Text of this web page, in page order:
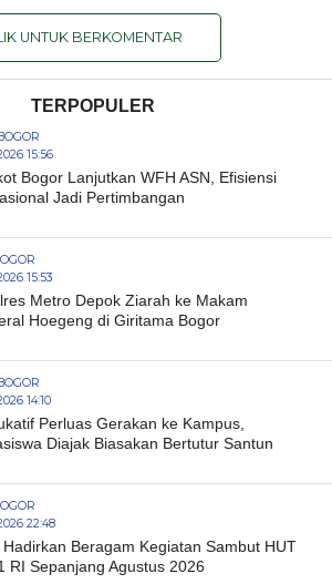
UNTUK BERKOMENTAR
TERPOPULER
15:56
Bogor Lanjutkan WFH ASN, Efisiensi
Jadi Pertimbangan
15:53
Metro Depok Ziarah ke Makam
Hoegeng di Giritama Bogor
14:10
Perluas Gerakan ke Kampus,
Diajak Biasakan Bertutur Santun
22:48
Hadirkan Beragam Kegiatan Sambut HUT
RI Sepanjang Agustus 2026